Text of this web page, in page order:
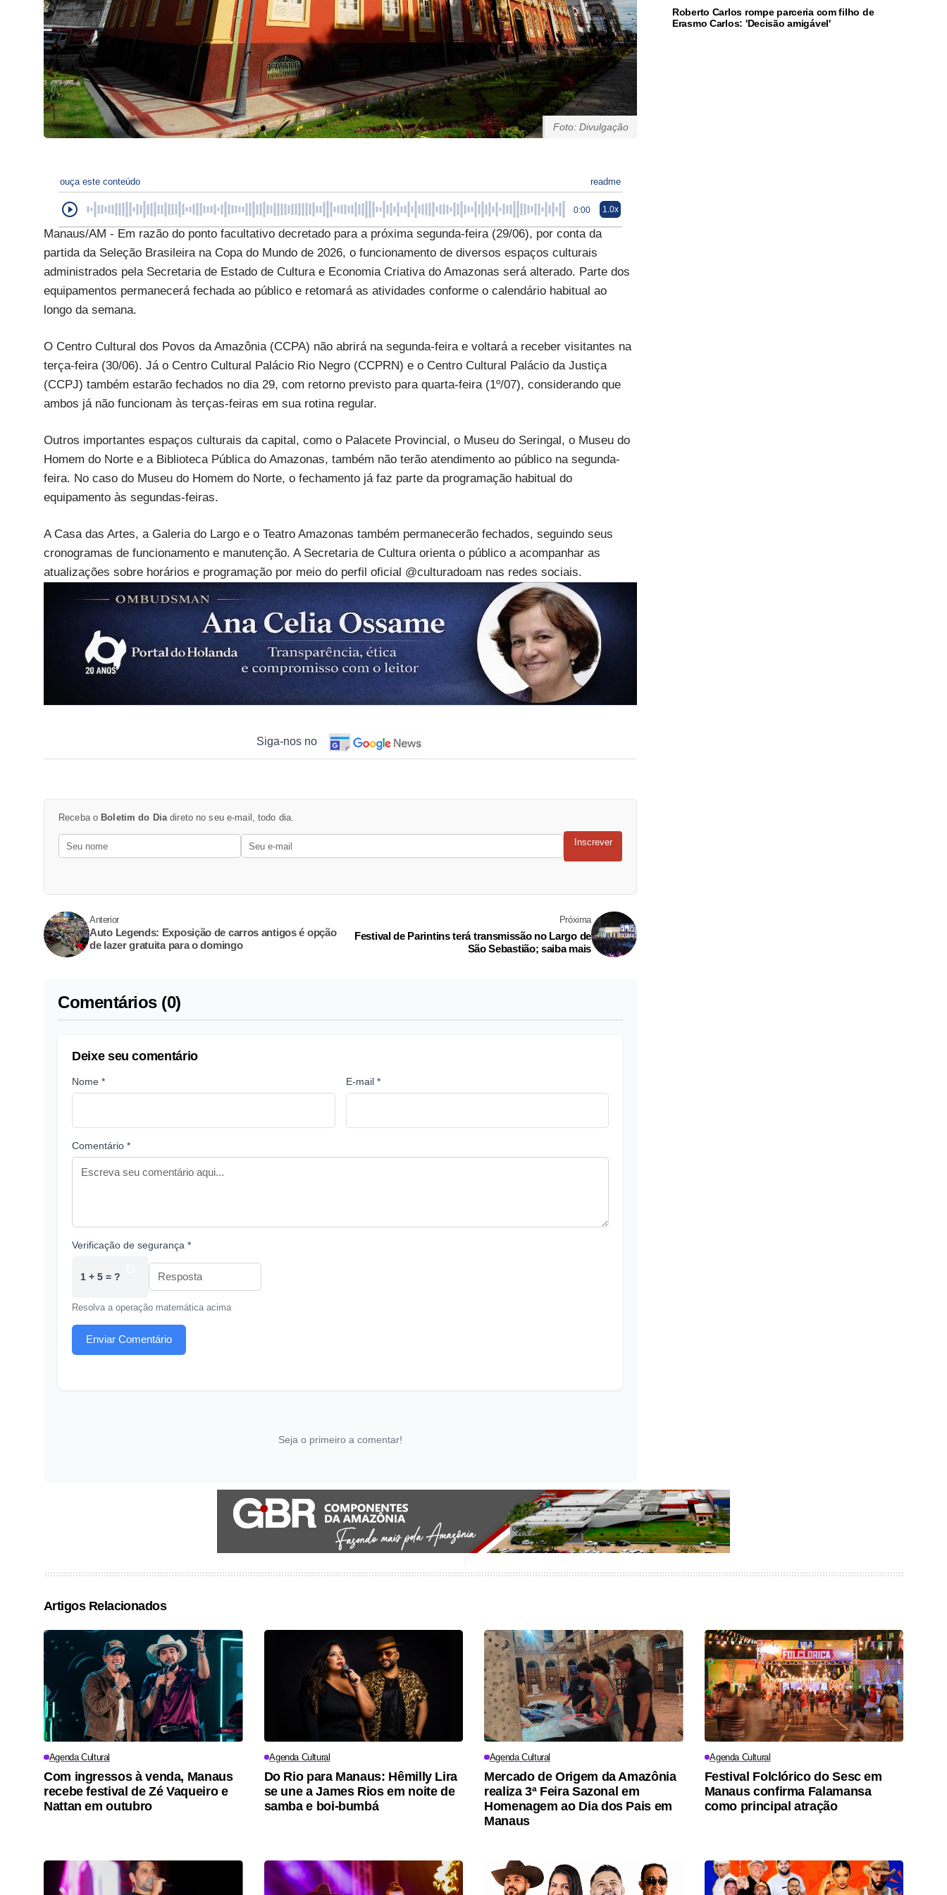
Foto: Divulgação
ouça este conteúdo readme
0:00 1.0x
Manaus/AM - Em razão do ponto facultativo decretado para a próxima segunda-feira (29/06), por conta da
partida da Seleção Brasileira na Copa do Mundo de 2026, o funcionamento de diversos espaços culturais
administrados pela Secretaria de Estado de Cultura e Economia Criativa do Amazonas será alterado. Parte dos
equipamentos permanecerá fechada ao público e retomará as atividades conforme o calendário habitual ao
longo da semana.
O Centro Cultural dos Povos da Amazônia (CCPA) não abrirá na segunda-feira e voltará a receber visitantes na
terça-feira (30/06). Já o Centro Cultural Palácio Rio Negro (CCPRN) e o Centro Cultural Palácio da Justiça
(CCPJ) também estarão fechados no dia 29, com retorno previsto para quarta-feira (1º/07), considerando que
ambos já não funcionam às terças-feiras em sua rotina regular.
Outros importantes espaços culturais da capital, como o Palacete Provincial, o Museu do Seringal, o Museu do
Homem do Norte e a Biblioteca Pública do Amazonas, também não terão atendimento ao público na segunda-
feira. No caso do Museu do Homem do Norte, o fechamento já faz parte da programação habitual do
equipamento às segundas-feiras.
A Casa das Artes, a Galeria do Largo e o Teatro Amazonas também permanecerão fechados, seguindo seus
cronogramas de funcionamento e manutenção. A Secretaria de Cultura orienta o público a acompanhar as
atualizações sobre horários e programação por meio do perfil oficial @culturadoam nas redes sociais.
Siga-nos no
Receba o Boletim do Diadireto no seu e-mail, todo dia.
Inscrever
Anterior
Auto Legends: Exposição de carros antigos é opção
de lazer gratuita para o domingo
Próxima
Festival de Parintins terá transmissão no Largo de
São Sebastião; saiba mais
Comentários (0)
Deixe seu comentário
Nome * E-mail *
Comentário *
Verificação de segurança *
1 + 5 = ?
Resolva a operação matemática acima
Enviar Comentário
Seja o primeiro a comentar!
Roberto Carlos rompe parceria com filho de
Erasmo Carlos: 'Decisão amigável'
Artigos Relacionados
Agenda Cultural
Com ingressos à venda, Manaus
recebe festival de Zé Vaqueiro e
Nattan em outubro
Agenda Cultural
Do Rio para Manaus: Hêmilly Lira
se une a James Rios em noite de
samba e boi-bumbá
Agenda Cultural
Mercado de Origem da Amazônia
realiza 3ª Feira Sazonal em
Homenagem ao Dia dos Pais em
Manaus
Agenda Cultural
Festival Folclórico do Sesc em
Manaus confirma Falamansa
como principal atração